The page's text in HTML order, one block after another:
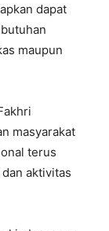
dapat
maupun
masyarakat
terus
aktivitas